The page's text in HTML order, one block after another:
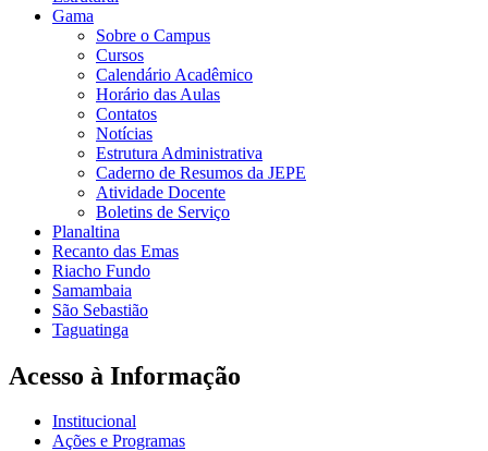
Gama
Sobre o Campus
Cursos
Calendário Acadêmico
Horário das Aulas
Contatos
Notícias
Estrutura Administrativa
Caderno de Resumos da JEPE
Atividade Docente
Boletins de Serviço
Planaltina
Recanto das Emas
Riacho Fundo
Samambaia
São Sebastião
Taguatinga
Acesso à Informação
Institucional
Ações e Programas